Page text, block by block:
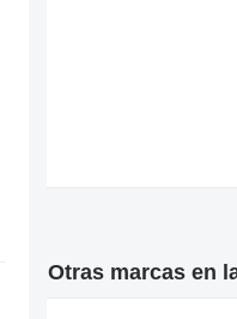
Otras marcas en